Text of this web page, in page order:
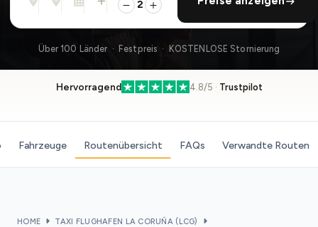
Adresse, Flughafen, Hotel, ...
Adresse, Flughafen, Hotel, ...
Di., 11. Aug. · 01:45 PM
2
Über 100 Länder · Festpreis · KOSTENLOSE Stornierung
Hervorragend 4.8/5 · Trustpilot
Fahrzeuge Routenübersicht FAQs Verwandte Routen
HOME
TAXI FLUGHAFEN LA CORUÑA (LCG)